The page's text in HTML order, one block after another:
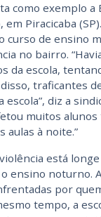
como exemplo a
em Piracicaba
curso de ensino
no bairro.
da escola,
traficantes
diz a
muitos
aulas à noite.”
está
ensino noturno.
por
tempo, a